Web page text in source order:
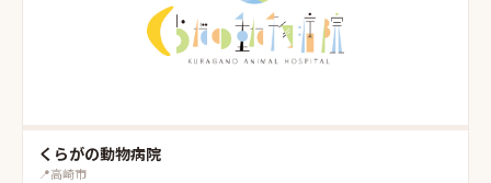
くらがの動物病院
📍高崎市